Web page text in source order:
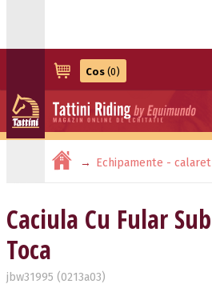
Cos (0)
Echipamente - calaret
Caciula Cu Fular Sub
Toca
jbw31995 (0213a03)